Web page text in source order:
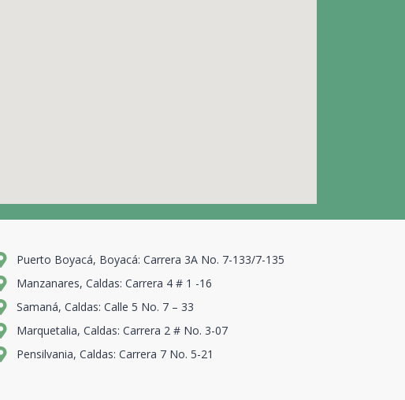
Puerto Boyacá, Boyacá: Carrera 3A No. 7-133/7-135
Manzanares, Caldas: Carrera 4 # 1 -16
Samaná, Caldas: Calle 5 No. 7 – 33
Marquetalia, Caldas: Carrera 2 # No. 3-07
Pensilvania, Caldas: Carrera 7 No. 5-21